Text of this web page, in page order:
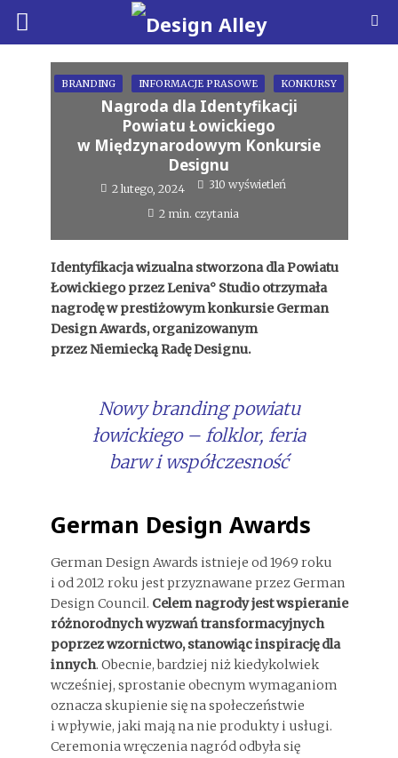
BRANDING INFORMACJE PRASOWE KONKURSY
Nagroda dla Identyfikacji
Powiatu Łowickiego
w Międzynarodowym Konkursie
Designu
2 lutego, 2024 310 wyświetleń
2 min. czytania
Identyfikacja wizualna stworzona dla Powiatu
Łowickiego przez Leniva° Studio otrzymała
nagrodę w prestiżowym konkursie German
Design Awards, organizowanym
przez Niemiecką Radę Designu.
Nowy branding powiatu
łowickiego – folklor, feria
barw i współczesność
German Design Awards
German Design Awards istnieje od 1969 roku
i od 2012 roku jest przyznawane przez German
Design Council. Celem nagrody jest wspieranie
różnorodnych wyzwań transformacyjnych
poprzez wzornictwo, stanowiąc inspirację dla
innych. Obecnie, bardziej niż kiedykolwiek
wcześniej, sprostanie obecnym wymaganiom
oznacza skupienie się na społeczeństwie
i wpływie, jaki mają na nie produkty i usługi.
Ceremonia wręczenia nagród odbyła się